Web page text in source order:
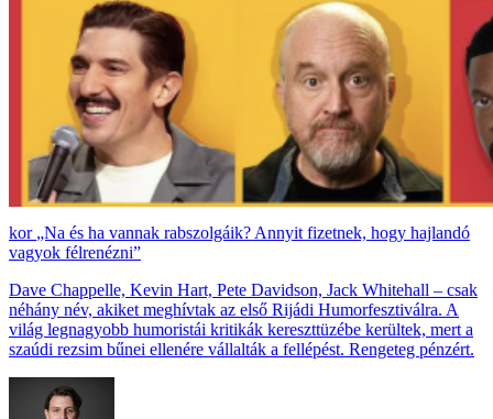
„Na és ha vannak rabszolgáik? Annyit fizetnek, hogy hajlandó
vagyok félrenézni”
Dave Chappelle, Kevin Hart, Pete Davidson, Jack Whitehall – csak
néhány név, akiket meghívtak az első Rijádi Humorfesztiválra. A
világ legnagyobb humoristái kritikák kereszttüzébe kerültek, mert a
szaúdi rezsim bűnei ellenére vállalták a fellépést. Rengeteg pénzért.